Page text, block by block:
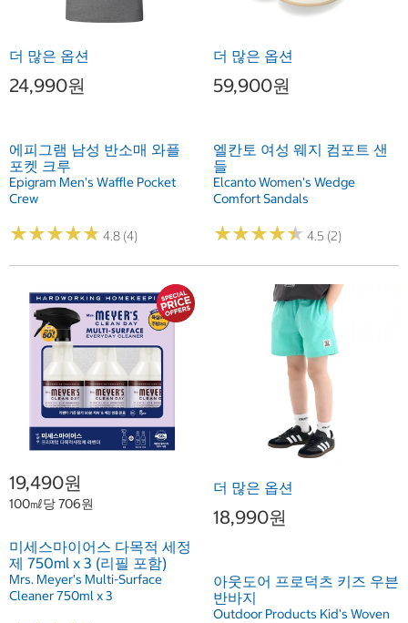
더 많은 옵션
24,990원
에피그램 남성 반소매 와플
포켓 크루
Epigram Men's Waffle Pocket
Crew
★★★★★
★★★★★ 4.8 (4)
더 많은 옵션
59,900원
엘칸토 여성 웨지 컴포트 샌
들
Elcanto Women's Wedge
Comfort Sandals
★★★★★
★★★★★ 4.5 (2)
19,490원
100㎖당 706원
미세스마이어스 다목적 세정
제 750ml x 3 (리필 포함)
Mrs. Meyer's Multi-Surface
Cleaner 750ml x 3
더 많은 옵션
18,990원
아웃도어 프로덕츠 키즈 우븐
반바지
Outdoor Products Kid's Woven